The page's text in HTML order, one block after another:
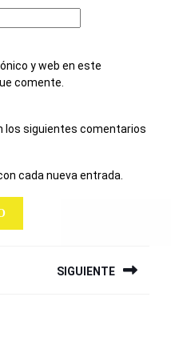
y web en este
comente.
los siguientes comentarios
cada nueva entrada.
SIGUIENTE